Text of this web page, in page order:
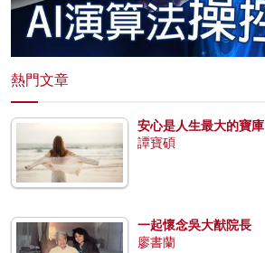
熱門文章
安心是人生最大的寶庫
譚寶碩
一起懷念吳大猷院長
廖書蘭